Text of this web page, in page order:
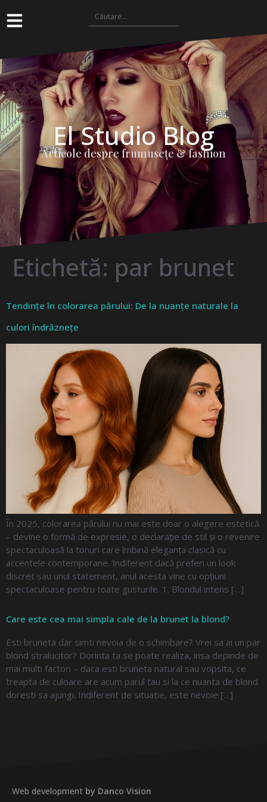
El Studio Blog
Articole despre frumuseţe & fashion
Etichetă: par brunet
Tendințe în colorarea părului: De la nuanțe naturale la
culori îndrăznețe
În 2025, colorarea părului nu mai este doar o alegere estetică
– devine o formă de expresie, o declarație de stil și o revenire
spectaculoasă la tonuri care îmbină eleganța clasică cu
accentele contemporane. Indiferent dacă preferi un look
discret sau unul statement, anul acesta vine cu opțiuni
spectaculoase pentru toate gusturile. 1. Blondul intens […]
Care este cea mai simpla cale de la brunet la blond?
Esti bruneta dar simti nevoia de o schimbare? Vrei sa ai un par
blond stralucitor? Dorinta ta se poate realiza, insa depinde de
mai multi factori – daca esti bruneta natural sau vopsita, ce
treapta de culoare are acum parul tau si la ce nuanta de blond
doresti sa ajungi. Indiferent de situatie, este nevoie […]
Web development by Danco Vision